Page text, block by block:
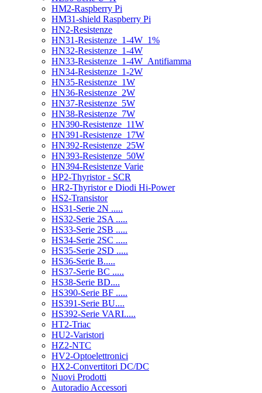
HM2-Raspberry Pi
HM31-shield Raspberry Pi
HN2-Resistenze
HN31-Resistenze_1-4W_1%
HN32-Resistenze_1-4W
HN33-Resistenze_1-4W_Antifiamma
HN34-Resistenze_1-2W
HN35-Resistenze_1W
HN36-Resistenze_2W
HN37-Resistenze_5W
HN38-Resistenze_7W
HN390-Resistenze_11W
HN391-Resistenze_17W
HN392-Resistenze_25W
HN393-Resistenze_50W
HN394-Resistenze Varie
HP2-Thyristor - SCR
HR2-Thyristor e Diodi Hi-Power
HS2-Transistor
HS31-Serie 2N .....
HS32-Serie 2SA .....
HS33-Serie 2SB .....
HS34-Serie 2SC .....
HS35-Serie 2SD .....
HS36-Serie B.....
HS37-Serie BC .....
HS38-Serie BD....
HS390-Serie BF .....
HS391-Serie BU....
HS392-Serie VARI.....
HT2-Triac
HU2-Varistori
HZ2-NTC
HV2-Optoelettronici
HX2-Convertitori DC/DC
Nuovi Prodotti
Autoradio Accessori